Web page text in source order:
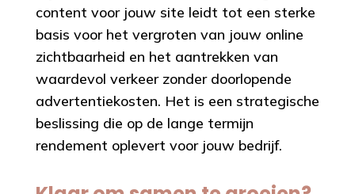
content voor jouw site leidt tot een sterke
basis voor het vergroten van jouw online
zichtbaarheid en het aantrekken van
waardevol verkeer zonder doorlopende
advertentiekosten. Het is een strategische
beslissing die op de lange termijn
rendement oplevert voor jouw bedrijf.